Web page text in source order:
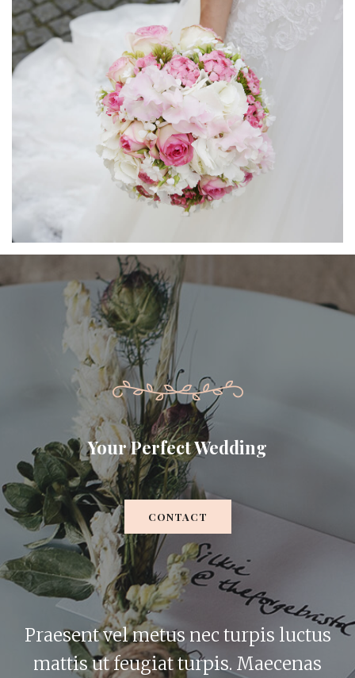
Your Perfect Wedding
CONTACT
Praesent vel metus nec turpis luctus
mattis ut feugiat turpis. Maecenas